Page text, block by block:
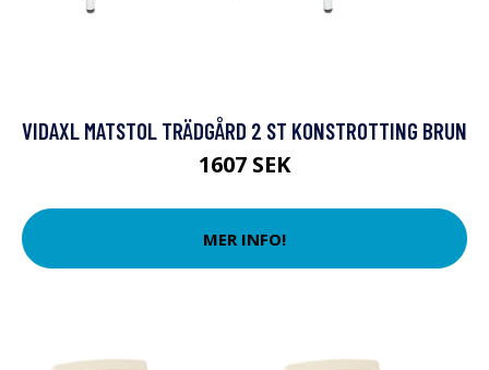
VIDAXL MATSTOL TRÄDGÅRD 2 ST KONSTROTTING BRUN
1607 SEK
MER INFO!